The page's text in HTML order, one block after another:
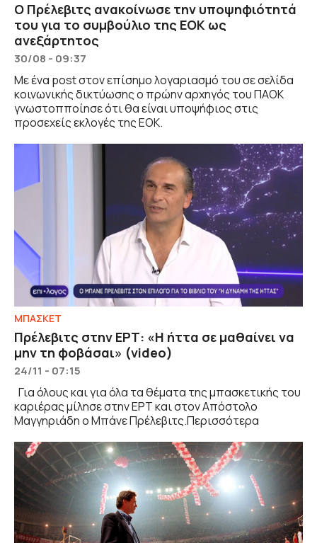
Ο Πρέλεβιτς ανακοίνωσε την υποψηφιότητά
του για το συμβούλιο της ΕΟΚ ως
ανεξάρτητος
30/08 - 09:37
Με ένα post στον επίσημο λογαριασμό του σε σελίδα
κοινωνικής δικτύωσης ο πρώην αρχηγός του ΠΑΟΚ
γνωστοπποίησε ότι θα είναι υποψήφιος στις
προσεχείς εκλογές της ΕΟΚ.
ΜΠΑΣΚΕΤ
Πρέλεβιτς στην ΕΡΤ: «Η ήττα σε μαθαίνει να
μην τη φοβάσαι» (video)
24/11 - 07:15
Για όλους και για όλα τα θέματα της μπασκετικής του
καριέρας μίλησε στην ΕΡΤ και στον Απόστολο
Μαγγηριάδη ο Μπάνε Πρέλεβιτς.Περισσότερα